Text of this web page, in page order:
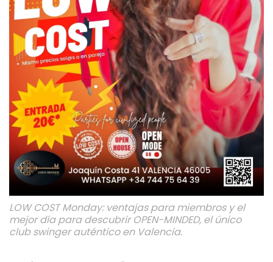
LOW COST Monday: ventajas para miembros y el
mejor día para descubrir OPEN-MINDED, el único
club swinger auténtico en Valencia.